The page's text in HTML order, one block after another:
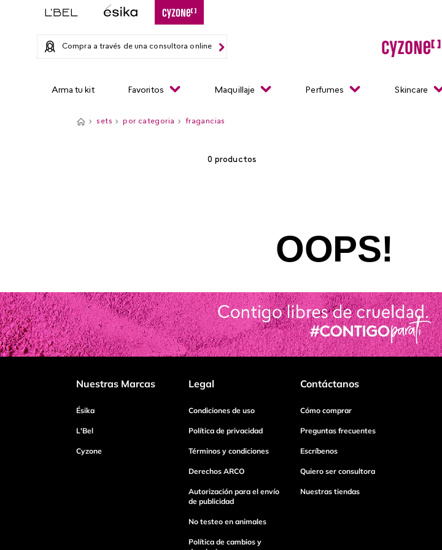
Compra a través de una consultora online
Arma tu kit Favoritos Maquillaje Perfumes Skincare
sets por categoria fragancias
0 productos
OOPS!
Nuestras Marcas
Ésika
L'Bel
Cyzone
Legal
Condiciones de uso
Política de privacidad
Términos y condiciones
Derechos ARCO
Autorización para el envío
de publicidad
No testeo en animales
Política de cambios y
Contáctanos
Cómo comprar
Preguntas frecuentes
Escríbenos
Quiero ser consultora
Nuestras tiendas